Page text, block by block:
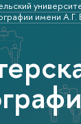
имени А.Г.